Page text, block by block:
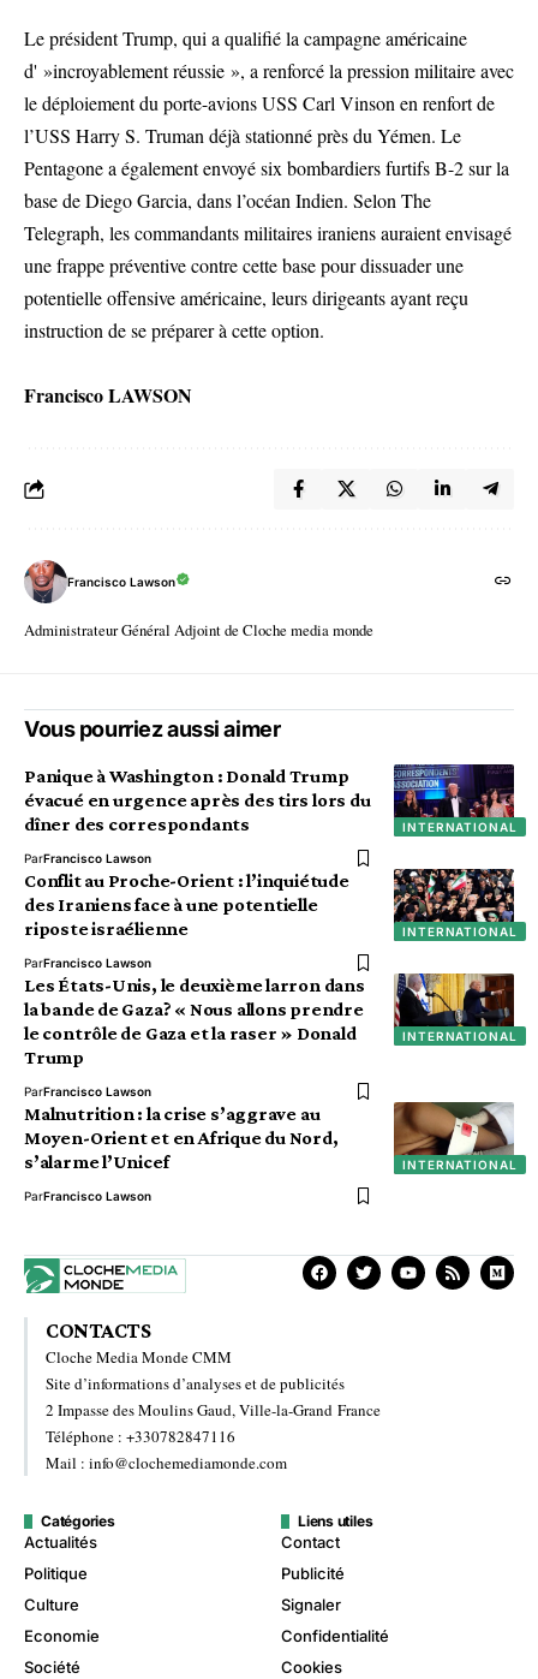
Le président Trump, qui a qualifié la campagne américaine
d' »incroyablement réussie », a renforcé la pression militaire avec
le déploiement du porte-avions USS Carl Vinson en renfort de
l’USS Harry S. Truman déjà stationné près du Yémen. Le
Pentagone a également envoyé six bombardiers furtifs B-2 sur la
base de Diego Garcia, dans l’océan Indien. Selon The
Telegraph, les commandants militaires iraniens auraient envisagé
une frappe préventive contre cette base pour dissuader une
potentielle offensive américaine, leurs dirigeants ayant reçu
instruction de se préparer à cette option.
Francisco LAWSON
Francisco Lawson
Administrateur Général Adjoint de Cloche media monde
Vous pourriez aussi aimer
INTERNATIONAL
Panique à Washington : Donald Trump
évacué en urgence après des tirs lors du
dîner des correspondants
ParFrancisco Lawson
INTERNATIONAL
Conflit au Proche-Orient : l’inquiétude
des Iraniens face à une potentielle
riposte israélienne
ParFrancisco Lawson
INTERNATIONAL
Les États-Unis, le deuxième larron dans
la bande de Gaza? « Nous allons prendre
le contrôle de Gaza et la raser » Donald
Trump
ParFrancisco Lawson
INTERNATIONAL
Malnutrition : la crise s’aggrave au
Moyen-Orient et en Afrique du Nord,
s’alarme l’Unicef
ParFrancisco Lawson
CONTACTS
Cloche Media Monde CMM
Site d’informations d’analyses et de publicités
2 Impasse des Moulins Gaud, Ville-la-Grand France
Téléphone : +330782847116
Mail : info@clochemediamonde.com
Catégories
Actualités
Politique
Culture
Economie
Société
Liens utiles
Contact
Publicité
Signaler
Confidentialité
Cookies